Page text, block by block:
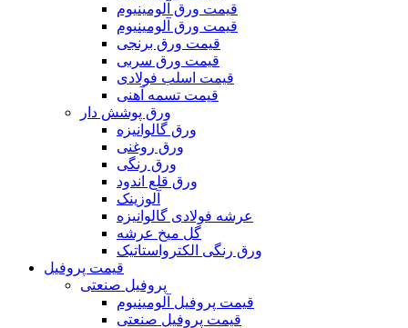
قیمت ورق آلومینیوم
قیمت ورق آلومینیوم
قیمت ورق برنجی
قیمت ورق سربی
قیمت اسلب فولادی
قیمت تسمه آهنی
ورق پوشش دار
ورق گالوانیزه
ورق روغنی
ورق رنگی
ورق قلع اندود
آلوزینک
عرشه فولادی گالوانیزه
گل میخ عرشه
ورق رنگی الکترواستاتیک
قیمت پروفیل
پروفیل صنعتی
قیمت پروفیل آلومینیوم
قیمت پروفیل صنعتی